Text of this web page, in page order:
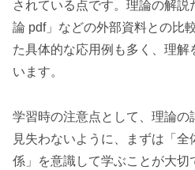
されている点です。理論の解
論 pdf」などの外部資料との比
た具体的な応用例も多く、理解
います。
学習時の注意点として、理論の
見失わないように、まずは「
係」を意識して学ぶことが大切